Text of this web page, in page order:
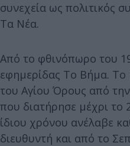
συνεχεία ως πολιτικός
Τα Νέα.
Από το φθινόπωρο του
εφημερίδας Το Βήμα. Το
του Αγίου Όρους από
που διατήρησε μέχρι το
ίδιου χρόνου ανέλαβε
διευθυντή και από το